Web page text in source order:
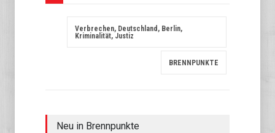
Verbrechen, Deutschland, Berlin,
Kriminalität, Justiz
BRENNPUNKTE
Neu in Brennpunkte